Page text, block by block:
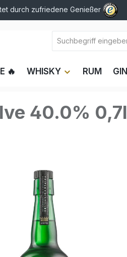
durch zufriedene Genießer
🔥 WHISKY RUM GIN
40.0% 0,7l